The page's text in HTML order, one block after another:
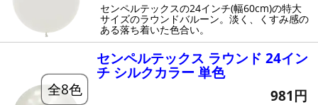
センペルテックスの24インチ(幅60cm)の特大
サイズのラウンドバルーン。淡く、くすみ感の
ある落ち着いた色合い。
全8色
センペルテックス ラウンド 24イン
チ シルクカラー 単色
981円